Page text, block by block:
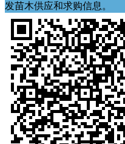
发苗木供应和求购信息。